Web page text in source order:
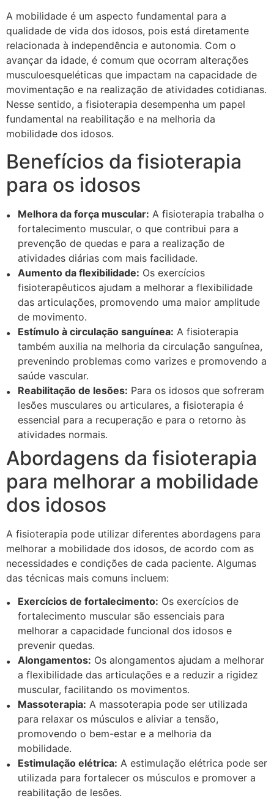
A mobilidade é um aspecto fundamental para a
qualidade de vida dos idosos, pois está diretamente
relacionada à independência e autonomia. Com o
avançar da idade, é comum que ocorram alterações
musculoesqueléticas que impactam na capacidade de
movimentação e na realização de atividades cotidianas.
Nesse sentido, a fisioterapia desempenha um papel
fundamental na reabilitação e na melhoria da
mobilidade dos idosos.
Benefícios da fisioterapia
para os idosos
Melhora da força muscular: A fisioterapia trabalha o
fortalecimento muscular, o que contribui para a
prevenção de quedas e para a realização de
atividades diárias com mais facilidade.
Aumento da flexibilidade: Os exercícios
fisioterapêuticos ajudam a melhorar a flexibilidade
das articulações, promovendo uma maior amplitude
de movimento.
Estímulo à circulação sanguínea: A fisioterapia
também auxilia na melhoria da circulação sanguínea,
prevenindo problemas como varizes e promovendo a
saúde vascular.
Reabilitação de lesões: Para os idosos que sofreram
lesões musculares ou articulares, a fisioterapia é
essencial para a recuperação e para o retorno às
atividades normais.
Abordagens da fisioterapia
para melhorar a mobilidade
dos idosos
A fisioterapia pode utilizar diferentes abordagens para
melhorar a mobilidade dos idosos, de acordo com as
necessidades e condições de cada paciente. Algumas
das técnicas mais comuns incluem:
Exercícios de fortalecimento: Os exercícios de
fortalecimento muscular são essenciais para
melhorar a capacidade funcional dos idosos e
prevenir quedas.
Alongamentos: Os alongamentos ajudam a melhorar
a flexibilidade das articulações e a reduzir a rigidez
muscular, facilitando os movimentos.
Massoterapia: A massoterapia pode ser utilizada
para relaxar os músculos e aliviar a tensão,
promovendo o bem-estar e a melhoria da
mobilidade.
Estimulação elétrica: A estimulação elétrica pode ser
utilizada para fortalecer os músculos e promover a
reabilitação de lesões.